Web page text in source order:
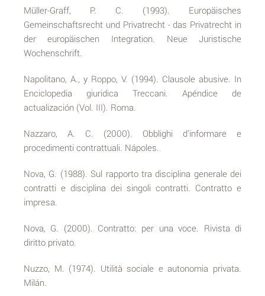
Müller-Graff, P. C. (1993). Europäisches
Gemeinschaftsrecht und Privatrecht - das Privatrecht in
der europäischen Integration. Neue Juristische
Wochenschrift.
Napolitano, A., y Roppo, V. (1994). Clausole abusive. In
Enciclopedia giuridica Treccani. Apéndice de
actualización (Vol. III). Roma.
Nazzaro, A. C. (2000). Obblighi d’informare e
procedimenti contrattuali. Nápoles.
Nova, G. (1988). Sul rapporto tra disciplina generale dei
contratti e disciplina dei singoli contratti. Contratto e
impresa.
Nova, G. (2000). Contratto: per una voce. Rivista di
diritto privato.
Nuzzo, M. (1974). Utilità sociale e autonomia privata.
Milán.